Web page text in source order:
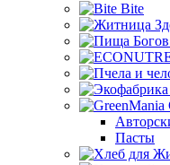
Bite
Пасты